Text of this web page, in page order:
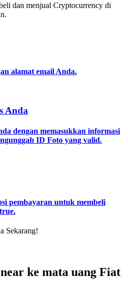
menghasilkan keuntungan
dan menjual Cryptocurrency di
alamat email Anda.
Anda
dengan memasukkan informasi
ID Foto yang valid.
pembayaran untuk membeli
Sekarang!
ke mata uang Fiat